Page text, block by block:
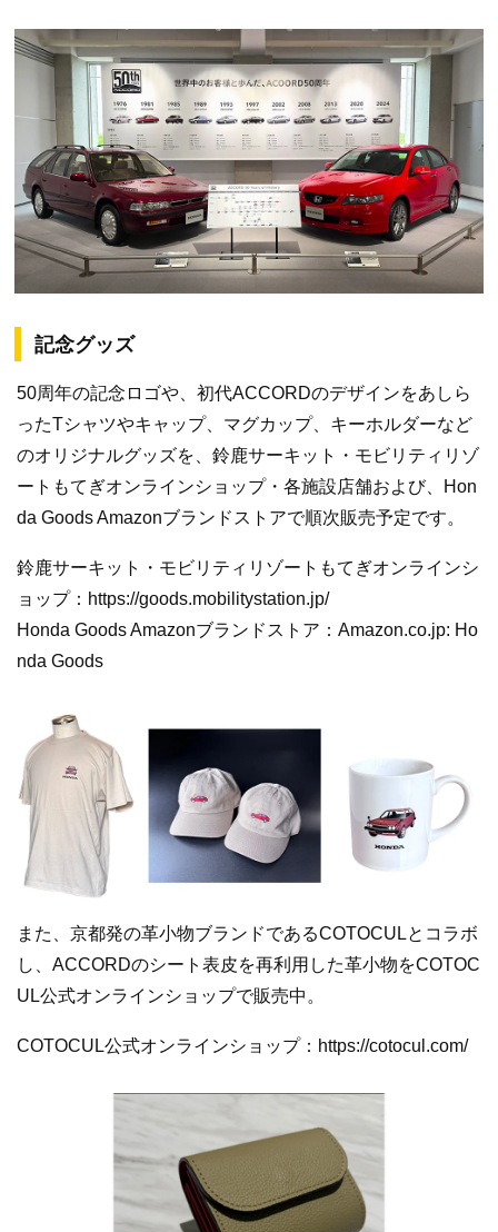
記念グッズ
50周年の記念ロゴや、初代ACCORDのデザインをあしら
ったTシャツやキャップ、マグカップ、キーホルダーなど
のオリジナルグッズを、鈴鹿サーキット・モビリティリゾ
ートもてぎオンラインショップ・各施設店舗および、Hon
da Goods Amazonブランドストアで順次販売予定です。
鈴鹿サーキット・モビリティリゾートもてぎオンラインシ
ョップ：https://goods.mobilitystation.jp/
Honda Goods Amazonブランドストア：Amazon.co.jp: Ho
nda Goods
また、京都発の革小物ブランドであるCOTOCULとコラボ
し、ACCORDのシート表皮を再利用した革小物をCOTOC
UL公式オンラインショップで販売中。
COTOCUL公式オンラインショップ：https://cotocul.com/